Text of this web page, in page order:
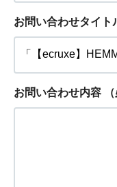
お問い合わせタイト
お問い合わせ内容